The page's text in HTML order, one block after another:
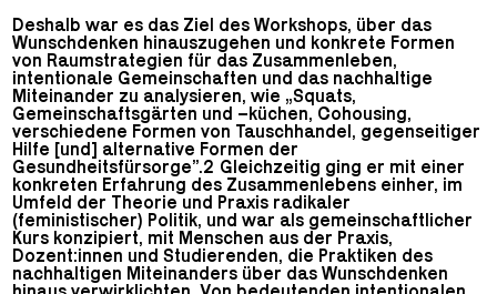
Deshalb war es das Ziel des Workshops, über das
Wunschdenken hinauszugehen und konkrete Formen
von Raumstrategien für das Zusammenleben,
intentionale Gemeinschaften und das nachhaltige
Miteinander zu analysieren, wie „Squats,
Gemeinschaftsgärten und –küchen, Cohousing,
verschiedene Formen von Tauschhandel, gegenseitiger
Hilfe [und] alternative Formen der
Gesundheitsfürsorge”.2 Gleichzeitig ging er mit einer
konkreten Erfahrung des Zusammenlebens einher, im
Umfeld der Theorie und Praxis radikaler
(feministischer) Politik, und war als gemeinschaftlicher
Kurs konzipiert, mit Menschen aus der Praxis,
Dozent:innen und Studierenden, die Praktiken des
nachhaltigen Miteinanders über das Wunschdenken